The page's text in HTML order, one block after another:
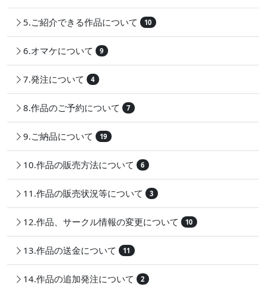
5.ご紹介できる作品について 10
6.オマケについて 9
7.発注について 4
8.作品のご予約について 7
9.ご納品について 19
10.作品の販売方法について 6
11.作品の販売状況等について 3
12.作品、サークル情報の変更について 10
13.作品の送金について 11
14.作品の追加発注について 2